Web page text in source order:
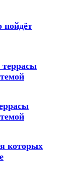
пойдёт